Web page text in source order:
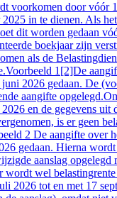
voorkomen door vóór
in te dienen. Als
dit worden gedaan
boekjaar zijn
als de
1[2]De
2026 gedaan. De
aangifte
en de gegevens uit
is er geen
2 De aangifte over
gedaan. Hierna
aanslag opgelegd
wordt wel
2026 tot en met 17